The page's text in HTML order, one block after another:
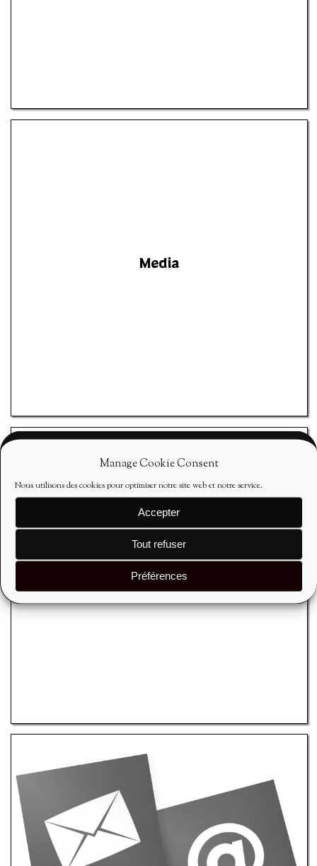
Manage Cookie Consent
Nous utilisons des cookies pour optimiser notre site web et notre service.
Accepter
Tout refuser
Préférences
Media
Seminars